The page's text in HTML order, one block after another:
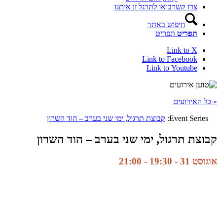
צרו קשרבואו לתרגל זן איתנו
חיפוש באתר
תפריט תפריט
Link to X
Link to Facebook
Link to Youtube
« כל האירועים
Event Series: קבוצת תרגול, ימי שני בערב – הוד השרון
קבוצת תרגול, ימי שני בערב – הוד השרון
אוגוסט 31 - 19:30 -
21:00